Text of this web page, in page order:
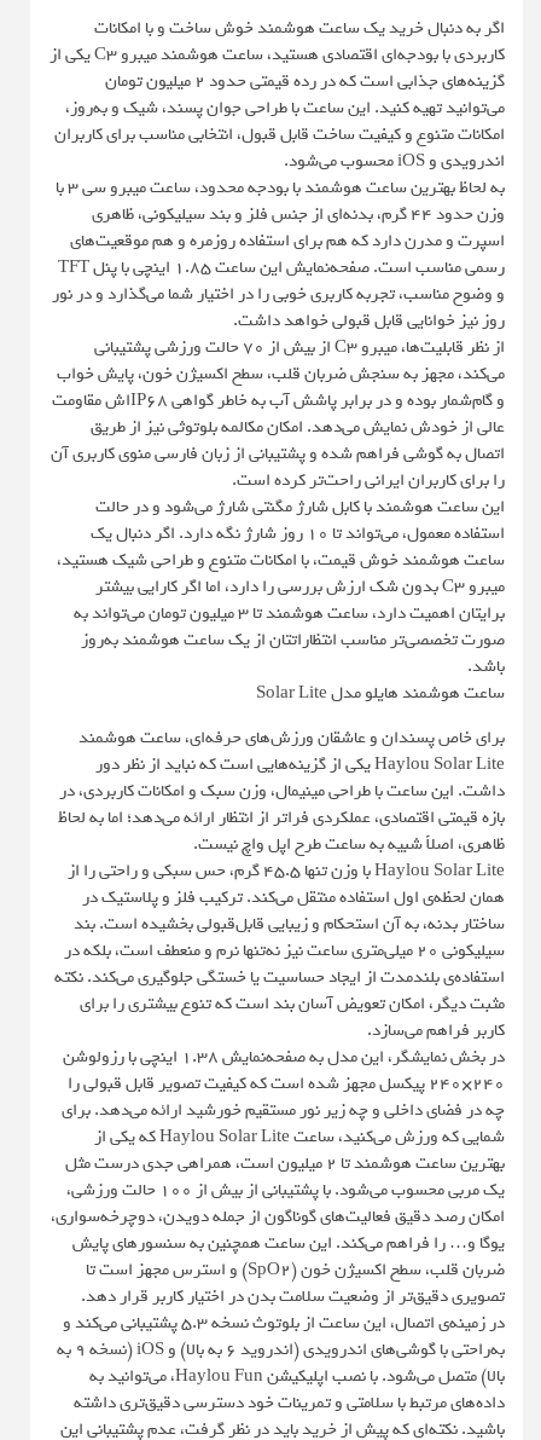
اگر به دنبال خرید یک ساعت هوشمند خوش‌ ساخت و با امکانات
کاربردی با بودجه‌ای اقتصادی هستید، ساعت هوشمند میبرو C3 یکی از
گزینه‌های جذابی است که در رده قیمتی حدود ۲ میلیون تومان
می‌توانید تهیه کنید. این ساعت با طراحی جوان پسند، شیک و به‌روز،
امکانات متنوع و کیفیت ساخت قابل قبول، انتخابی مناسب برای کاربران
اندرویدی و iOS محسوب می‌شود.
به لحاظ بهترین ساعت هوشمند با بودجه محدود، ساعت میبرو سی ۳ با
وزن حدود ۴۴ گرم، بدنه‌ای از جنس فلز و بند سیلیکونی، ظاهری
اسپرت و مدرن دارد که هم برای استفاده روزمره و هم موقعیت‌های
رسمی مناسب است. صفحه‌نمایش این ساعت ۱.۸۵ اینچی با پنل TFT
و وضوح مناسب، تجربه کاربری خوبی را در اختیار شما می‌گذارد و در نور
روز نیز خوانایی قابل قبولی خواهد داشت.
از نظر قابلیت‌ها، میبرو C3 از بیش از ۷۰ حالت ورزشی پشتیبانی
می‌کند، مجهز به سنجش ضربان قلب، سطح اکسیژن خون، پایش خواب
و گام‌شمار بوده و در برابر پاشش آب به خاطر گواهی IP68‌اش مقاومت
عالی از خودش نمایش می‌دهد. امکان مکالمه بلوتوثی نیز از طریق
اتصال به گوشی فراهم شده و پشتیبانی از زبان فارسی منوی کاربری آن
را برای کاربران ایرانی راحت‌تر کرده است.
این ساعت هوشمند با کابل شارژ مگنتی شارژ می‌شود و در حالت
استفاده معمول، می‌تواند تا ۱۰ روز شارژ نگه دارد. اگر دنبال یک
ساعت هوشمند خوش‌ قیمت، با امکانات متنوع و طراحی شیک هستید،
میبرو C3 بدون شک ارزش بررسی را دارد، اما اگر کارایی بیشتر
برایتان اهمیت دارد، ساعت هوشمند تا 3 میلیون تومان می‌تواند به
صورت تخصصی‌تر مناسب انتظاراتتان از یک ساعت هوشمند به‌روز
باشد.
ساعت هوشمند هایلو مدل Solar Lite
برای خاص پسندان و عاشقان ورزش‌های حرفه‌ای، ساعت هوشمند
Haylou Solar Lite یکی از گزینه‌هایی است که نباید از نظر دور
داشت. این ساعت با طراحی مینیمال، وزن سبک و امکانات کاربردی، در
بازه قیمتی اقتصادی، عملکردی فراتر از انتظار ارائه می‌دهد؛ اما به لحاظ
ظاهری، اصلاً شبیه به ساعت طرح اپل واچ نیست.
Haylou Solar Lite با وزن تنها ۴۵.۵ گرم، حس سبکی و راحتی را از
همان لحظه‌ی اول استفاده منتقل می‌کند. ترکیب فلز و پلاستیک در
ساختار بدنه، به آن استحکام و زیبایی قابل‌قبولی بخشیده است. بند
سیلیکونی ۲۰ میلی‌متری ساعت نیز نه‌تنها نرم و منعطف است، بلکه در
استفاده‌ی بلندمدت از ایجاد حساسیت یا خستگی جلوگیری می‌کند. نکته
مثبت دیگر، امکان تعویض آسان بند است که تنوع بیشتری را برای
کاربر فراهم می‌سازد.
در بخش نمایشگر، این مدل به صفحه‌نمایش ۱.۳۸ اینچی با رزولوشن
۲۴۰×۲۴۰ پیکسل مجهز شده است که کیفیت تصویر قابل قبولی را
چه در فضای داخلی و چه زیر نور مستقیم خورشید ارائه می‌دهد. برای
شمایی که ورزش می‌کنید، ساعت Haylou Solar Lite که یکی از
بهترین ساعت هوشمند تا ۲ میلیون است، همراهی جدی درست مثل
یک مربی محسوب می‌شود. با پشتیبانی از بیش از ۱۰۰ حالت ورزشی،
امکان رصد دقیق فعالیت‌های گوناگون از جمله دویدن، دوچرخه‌سواری،
یوگا و… را فراهم می‌کند. این ساعت همچنین به سنسورهای پایش
ضربان قلب، سطح اکسیژن خون (SpO2) و استرس مجهز است تا
تصویری دقیق‌تر از وضعیت سلامت بدن در اختیار کاربر قرار دهد.
در زمینه‌ی اتصال، این ساعت از بلوتوث نسخه ۵.۳ پشتیبانی می‌کند و
به‌راحتی با گوشی‌های اندرویدی (اندروید ۶ به بالا) و iOS (نسخه ۹ به
بالا) متصل می‌شود. با نصب اپلیکیشن Haylou Fun، می‌توانید به
داده‌های مرتبط با سلامتی و تمرینات خود دسترسی دقیق‌تری داشته
باشید. نکته‌ای که پیش از خرید باید در نظر گرفت، عدم پشتیبانی این